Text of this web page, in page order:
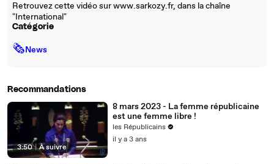
Retrouvez cette vidéo sur www.sarkozy.fr, dans la chaîne
"International"
Catégorie
🗞News
Recommandations
3:50 | À suivre
8 mars 2023 - La femme républicaine
est une femme libre !
les Républicains
il y a 3 ans